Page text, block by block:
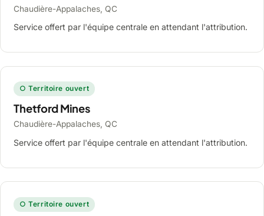
Chaudière-Appalaches, QC
Service offert par l'équipe centrale en attendant l'attribution.
○ Territoire ouvert
Thetford Mines
Chaudière-Appalaches, QC
Service offert par l'équipe centrale en attendant l'attribution.
○ Territoire ouvert